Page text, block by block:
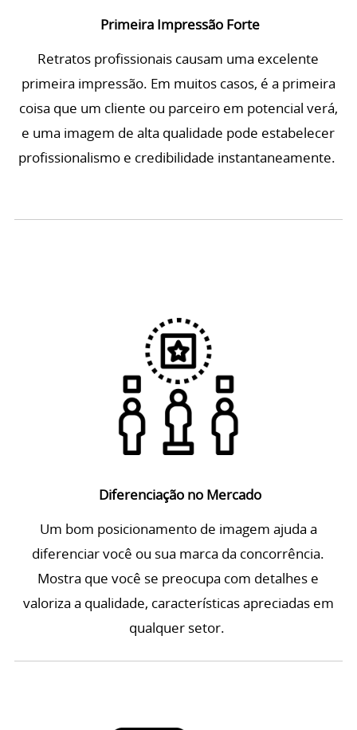
Primeira Impressão Forte
Retratos profissionais causam uma excelente
primeira impressão. Em muitos casos, é a primeira
coisa que um cliente ou parceiro em potencial verá,
e uma imagem de alta qualidade pode estabelecer
profissionalismo e credibilidade instantaneamente.
Diferenciação no Mercado
Um bom posicionamento de imagem ajuda a
diferenciar você ou sua marca da concorrência.
Mostra que você se preocupa com detalhes e
valoriza a qualidade, características apreciadas em
qualquer setor.